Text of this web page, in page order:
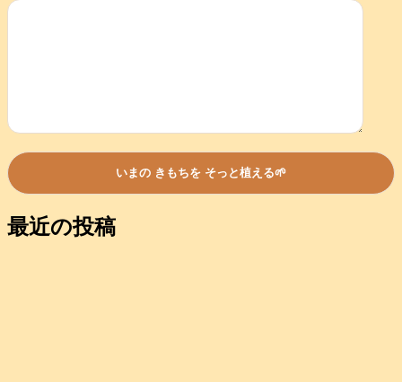
最近の投稿